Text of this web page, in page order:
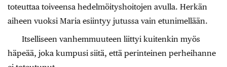
toteuttaa toiveensa hedelmöityshoitojen avulla. Herkän
aiheen vuoksi Maria esiintyy jutussa vain etunimellään.
Itselliseen vanhemmuuteen liittyi kuitenkin myös
häpeää, joka kumpusi siitä, että perinteinen perheihanne